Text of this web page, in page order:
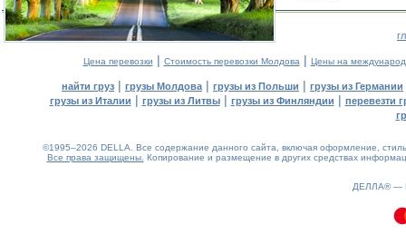
Цена перевозки | Стоимость перевозки Молдова | Цены на
найти груз | грузы Молдова | грузы из Польши | грузы из Германии
грузы из Италии | грузы из Литвы| грузы из Финляндии | перевезти
©1995–2026 DELLA. Все содержание данного сайта, включая оформление,
Все права защищены. Копирование и размещение в других средствах
ДЕЛЛА® —